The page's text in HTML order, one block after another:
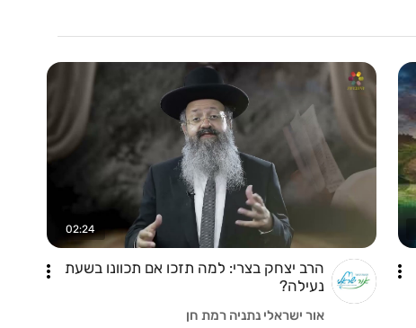
02:24
הרב יצחק בצרי: למה תזכו אם תכוונו בשעת
נעילה?
אור ישראלי נתניה רמת חן